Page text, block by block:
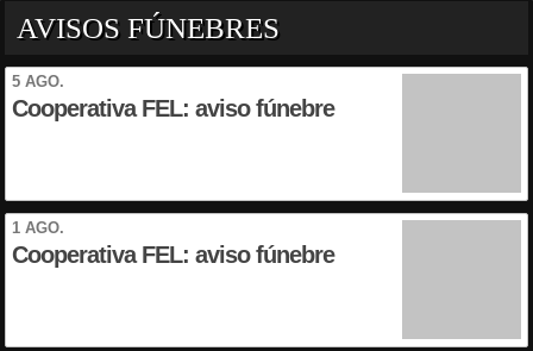
AVISOS FÚNEBRES
5 AGO.
Cooperativa FEL: aviso fúnebre
1 AGO.
Cooperativa FEL: aviso fúnebre